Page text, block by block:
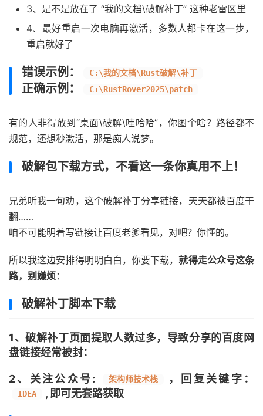
3、是不是放在了 “我的文档\破解补丁” 这种老雷区里
4、最好重启一次电脑再激活，多数人都卡在这一步，
重启就好了
错误示例： C:\我的文档\Rust破解\补丁
正确示例： C:\RustRover2025\patch
有的人非得放到“桌面\破解\哇哈哈”，你图个啥？路径都不
规范，还想秒激活，那是痴人说梦。
破解包下载方式，不看这一条你真用不上！
兄弟听我一句劝，这个破解补丁分享链接，天天都被百度干
翻……
咱不可能明着写链接让百度老爹看见，对吧？你懂的。
所以我这边安排得明明白白，你要下载，就得走公众号这条
路，别嫌烦：
破解补丁脚本下载
1、破解补丁页面提取人数过多，导致分享的百度网
盘链接经常被封：
2、关注公众号: 架构师技术栈 ，回复关键字：
IDEA , 即可无套路获取